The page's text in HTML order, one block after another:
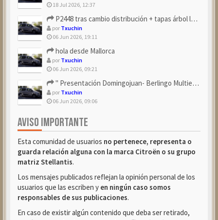
18 Jul 2026, 12:37
P2448 tras cambio distribución + tapas árbol levas
por Txuchin
06 Jun 2026, 19:11
hola desde Mallorca
por Txuchin
06 Jun 2026, 09:21
" Presentación Domingojuan- Berlingo Multiespace Blue ...
por Txuchin
06 Jun 2026, 09:06
AVISO IMPORTANTE
Esta comunidad de usuarios no pertenece, representa o
guarda relación alguna con la marca Citroën o su grupo
matriz Stellantis.
Los mensajes publicados reflejan la opinión personal de los
usuarios que las escriben y en ningún caso somos
responsables de sus publicaciones.
En caso de existir algún contenido que deba ser retirado,